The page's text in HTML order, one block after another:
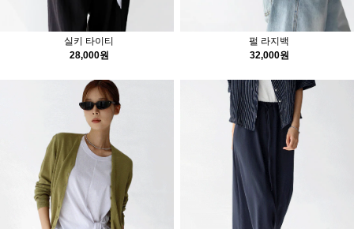
실키 타이티
28,000원
펄 라지백
32,000원